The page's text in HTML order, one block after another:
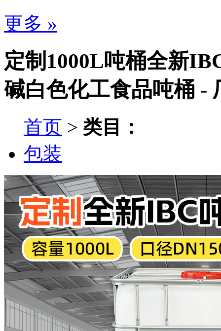
更多 »
定制1000L吨桶全新
碱白色化工食品吨桶 -
首页 > 类目：
包装